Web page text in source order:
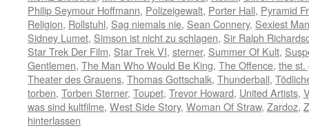
Philip Seymour Hoffmann, Polizeigewalt, Porter Hall, Pyramid
Religion, Rollstuhl, Sag niemals nie, Sean Connery, Sexiest
Sidney Lumet, Simson ist nicht zu schlagen, Sir Ralph
Star Trek Der Film, Star Trek VI, sterner, Summer Of Kult,
Gentlemen, The Man Who Would Be King, The Offence, the st.
Theater des Grauens, Thomas Gottschalk, Thunderball,
torben, Torben Sterner, Toupet, Trevor Howard, United Artists,
was sind kultfilme, West Side Story, Woman Of Straw, Zardoz,
hinterlassen